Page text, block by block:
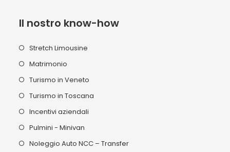
Il nostro know-how
Stretch Limousine
Matrimonio
Turismo in Veneto
Turismo in Toscana
Incentivi aziendali
Pulmini - Minivan
Noleggio Auto NCC – Transfer